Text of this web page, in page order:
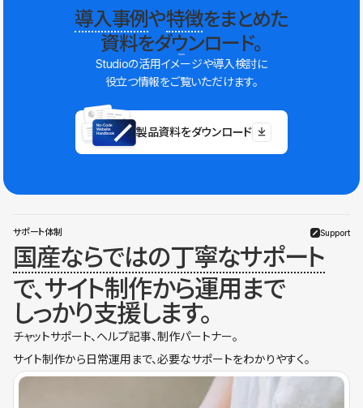
導入事例や特徴をまとめた
資料をダウンロード。
Studioの活用イメージや導入検討に
役立つ情報をご覧いただけます。
製品資料をダウンロード
サポート体制 Support
国産ならではの丁寧なサポート
で、サイト制作から運用まで
しっかり支援します。
チャットサポート、ヘルプ記事、制作パートナー。
サイト制作から日常運用まで、必要なサポートをわかりやすく。